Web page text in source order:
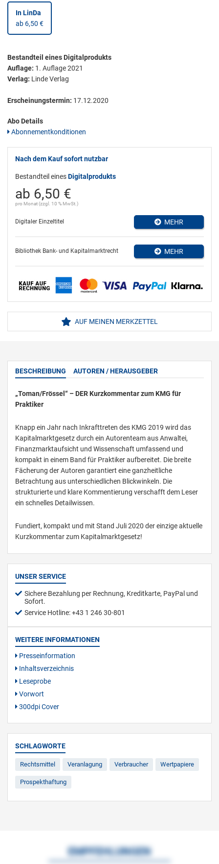
In LinDa
ab 6,50 €
Bestandteil eines Digitalprodukts
Auflage: 1. Auflage 2021
Verlag: Linde Verlag
Erscheinungstermin: 17.12.2020
Abo Details
Abonnementkonditionen
Nach dem Kauf sofort nutzbar
Bestandteil einesDigitalprodukts
ab 6,50 €
pro Monat (zzgl. 10 % MwSt.)
Digitaler Einzeltitel MEHR
Bibliothek Bank- und Kapitalmarktrecht MEHR
AUF MEINEN MERKZETTEL
BESCHREIBUNG AUTOREN / HERAUSGEBER
„Toman/Frössel“ – DER Kurzkommentar zum KMG für
Praktiker
Knapp ein Jahr nach Inkrafttreten des KMG 2019 wird das
Kapitalmarktgesetz durch ein Autorenteam aus Anwaltei,
Finanzmarktaufsicht und Wissenschaft umfassend und
kompakt in einem Band für Praktiker aufbereitet. Die breite
Fächerung der Autoren garantiert eine ganzheitliche
Betrachtung aus unterschiedlichen Blickwinkeln. Die
strukturierte und klare Kommentierung verschafft dem Leser
ein schnelles Detailwissen.
Fundiert, kompakt und mit Stand Juli 2020 der einzige aktuelle
Kurzkommentar zum Kapitalmarktgesetz!
UNSER SERVICE
Sichere Bezahlung per Rechnung, Kreditkarte, PayPal und
Sofort.
Service Hotline: +43 1 246 30-801
WEITERE INFORMATIONEN
Presseinformation
Inhaltsverzeichnis
Leseprobe
Vorwort
300dpi Cover
SCHLAGWORTE
Rechtsmittel Veranlagung Verbraucher Wertpapiere
Prospekthaftung
EMPFEHLUNGEN